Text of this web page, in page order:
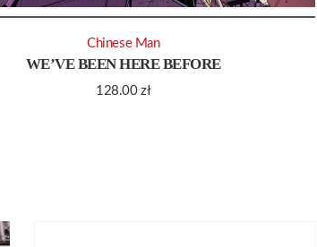
WE’VE BEEN HERE BEFORE
128.00zł
Chinese Man